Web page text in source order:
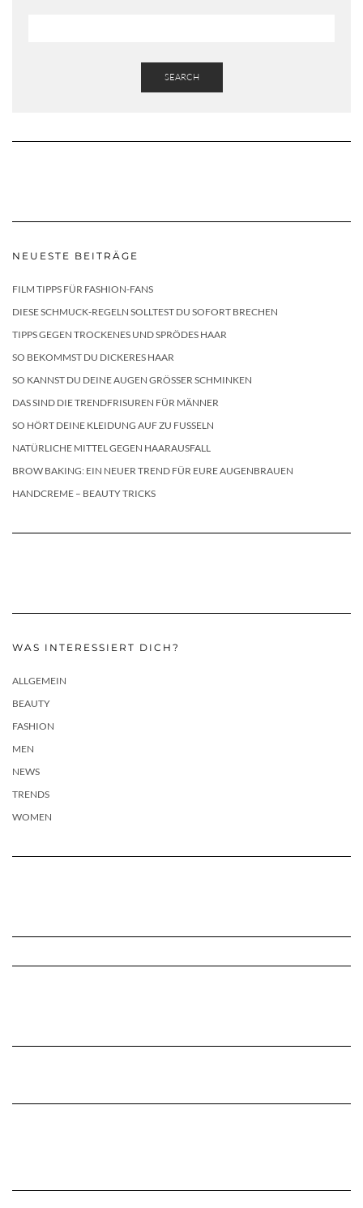
SEARCH
NEUESTE BEITRÄGE
FILM TIPPS FÜR FASHION-FANS
DIESE SCHMUCK-REGELN SOLLTEST DU SOFORT BRECHEN
TIPPS GEGEN TROCKENES UND SPRÖDES HAAR
SO BEKOMMST DU DICKERES HAAR
SO KANNST DU DEINE AUGEN GRÖSSER SCHMINKEN
DAS SIND DIE TRENDFRISUREN FÜR MÄNNER
SO HÖRT DEINE KLEIDUNG AUF ZU FUSSELN
NATÜRLICHE MITTEL GEGEN HAARAUSFALL
BROW BAKING: EIN NEUER TREND FÜR EURE AUGENBRAUEN
HANDCREME – BEAUTY TRICKS
WAS INTERESSIERT DICH?
ALLGEMEIN
BEAUTY
FASHION
MEN
NEWS
TRENDS
WOMEN